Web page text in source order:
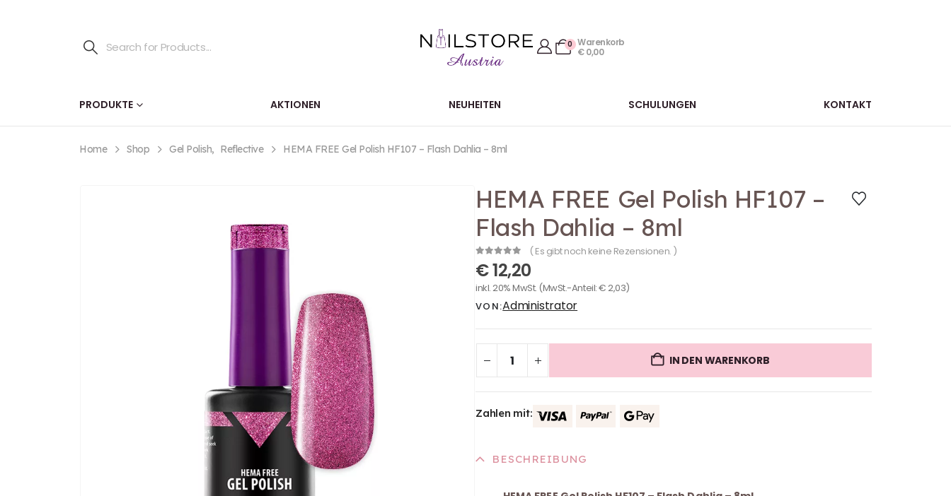
0 Warenkorb
€0,00
PRODUKTE AKTIONEN NEUHEITEN SCHULUNGEN KONTAKT
Home Shop Gel Polish, Reflective HEMA FREE Gel Polish HF107 – Flash Dahlia – 8ml
HEMA FREE Gel Polish HF107 –
Flash Dahlia – 8ml
out of 5
( Es gibt noch keine Rezensionen. )
€12,20
inkl. 20% MwSt. (MwSt.-Anteil:€2,03)
VON:Administrator
IN DEN WARENKORB
Zahlen mit:
BESCHREIBUNG